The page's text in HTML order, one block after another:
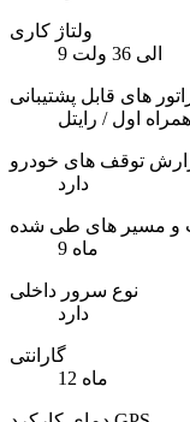
ولتاژ کاری
9 الی 36 ولت
های قابل پشتیبانی
اول / رایتل
توقف های خودرو
دارد
و مسیر های طی شده
9 ماه
نوع سرور داخلی
دارد
گارانتی
12 ماه